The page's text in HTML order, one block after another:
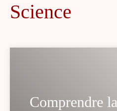
Science
Comprendre la